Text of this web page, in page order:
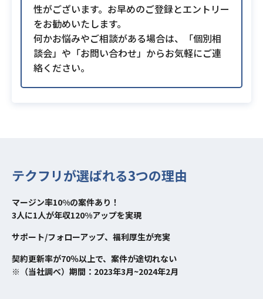
性がございます。お早めのご登録とエントリー
をお勧めいたします。
何かお悩みやご相談がある場合は、「個別相
談会」や「お問い合わせ」からお気軽にご連
絡ください。
テクフリが選ばれる3つの理由
マージン率10%の案件あり！
3人に1人が年収120%アップを実現
サポート/フォローアップ、福利厚生が充実
契約更新率が70％以上で、案件が途切れない
※（当社調べ）期間：2023年3月~2024年2月